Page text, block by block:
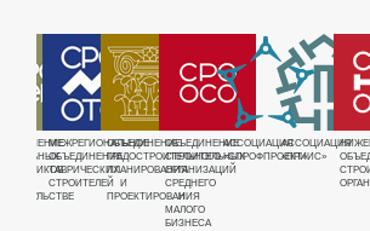
МЕЖРЕГИОНАЛЬНОЕ
ОБЪЕДИНЕНИЕ
ТАВРИЧЕСКИХ
СТРОИТЕЛЕЙ
ОБЪЕДИНЕНИЕ
ГРАДОСТРОИТЕЛЬНОГО
ПЛАНИРОВАНИЯ
И
ПРОЕКТИРОВАНИЯ
ОБЪЕДИНЕНИЕ
СТРОИТЕЛЬНЫХ
ОРГАНИЗАЦИЙ
СРЕДНЕГО
И
МАЛОГО
БИЗНЕСА
АССОЦИАЦИЯ
«СПРОФПРОЕКТ»
АССОЦИАЦИЯ
«ПРИИС»